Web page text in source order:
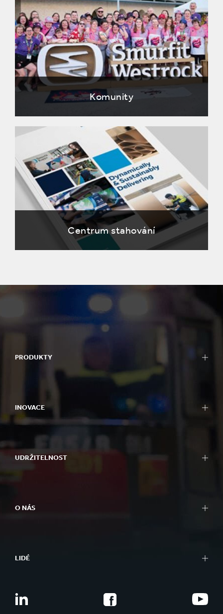
Komunity
Centrum stahování
PRODUKTY
INOVACE
UDRŽITELNOST
O NÁS
LIDÉ